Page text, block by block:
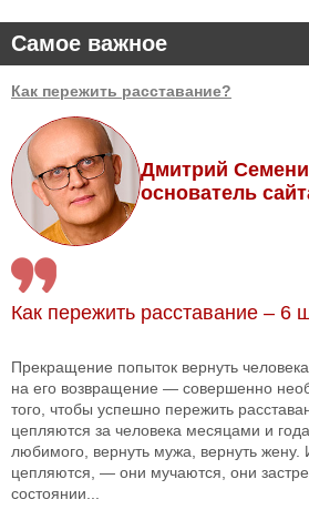
Самое важное
Как пережить расставание?
Дмитрий
основатель
Как пережить расставание – 6
Прекращение попыток вернуть
на его возвращение — совершенно
того, чтобы успешно пережить
цепляются за человека месяцами и
любимого, вернуть мужа, вернуть жену.
цепляются, — они мучаются, они
состоянии...